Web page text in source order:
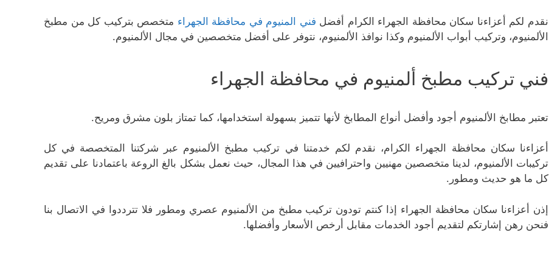
نقدم لكم أعزاءنا سكان محافظة الجهراء الكرام أفضل فني المنيوم في محافظة الجهراء متخصص بتركيب كل من مطبخ
الألمنيوم، وتركيب أبواب الألمنيوم وكذا نوافذ الألمنيوم، نتوفر على أفضل متخصصين في مجال الألمنيوم.
فني تركيب مطبخ ألمنيوم في محافظة الجهراء
تعتبر مطابخ الألمنيوم أجود وأفضل أنواع المطابخ لأنها تتميز بسهولة استخدامها، كما تمتاز بلون مشرق ومريح.
أعزاءنا سكان محافظة الجهراء الكرام، نقدم لكم خدمتنا في تركيب مطبخ الألمنيوم عبر شركتنا المتخصصة في كل
تركيبات الألمنيوم، لدينا متخصصين مهنيين واحترافيين في هذا المجال، حيث نعمل بشكل بالغ الروعة باعتمادنا على تقديم
كل ما هو حديث ومطور.
إذن أعزاءنا سكان محافظة الجهراء إذا كنتم تودون تركيب مطبخ من الألمنيوم عصري ومطور فلا تترددوا في الاتصال بنا
فنحن رهن إشارتكم لتقديم أجود الخدمات مقابل أرخص الأسعار وأفضلها.